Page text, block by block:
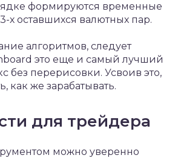
формируются временные
х оставшихся валютных пар.
алгоритмов, следует
это еще и самый лучший
без перерисовки. Усвоив это,
как же зарабатывать.
для трейдера
можно уверенно